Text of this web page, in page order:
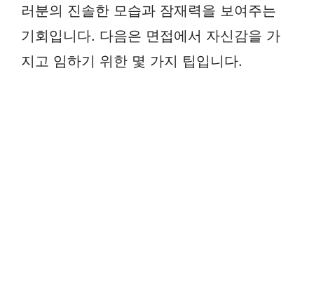
러분의 진솔한 모습과 잠재력을 보여주는
기회입니다. 다음은 면접에서 자신감을 가
지고 임하기 위한 몇 가지 팁입니다.